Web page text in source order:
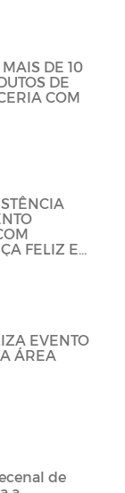
DE 10
DE
COM
FELIZ E
EVENTO
ÁREA
de